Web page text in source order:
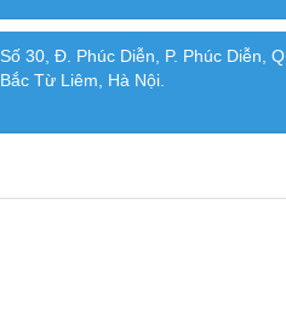
Số 30, Đ. Phúc Diễn, P. Phúc Diễn, Q.
Bắc Từ Liêm, Hà Nội.